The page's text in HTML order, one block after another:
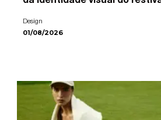
Design
01/08/2026